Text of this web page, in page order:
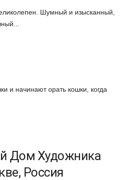
Шумный и изысканный,
и начинают орать кошки, когда
Дом Художника
Россия